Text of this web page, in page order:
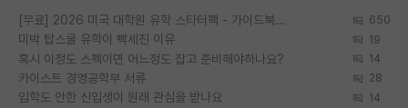
[무료] 2026 미국 대학원 유학 스타터팩 - 가이드북 & 합격자 컨택메일 템플릿 650
미박 탑스쿨 유학이 빡세진 이유 19
혹시 이정도 스펙이면 어느정도 잡고 준비해야하나요? 14
카이스트 경영공학부 서류 28
입학도 안한 신입생이 원래 관심을 받나요 14